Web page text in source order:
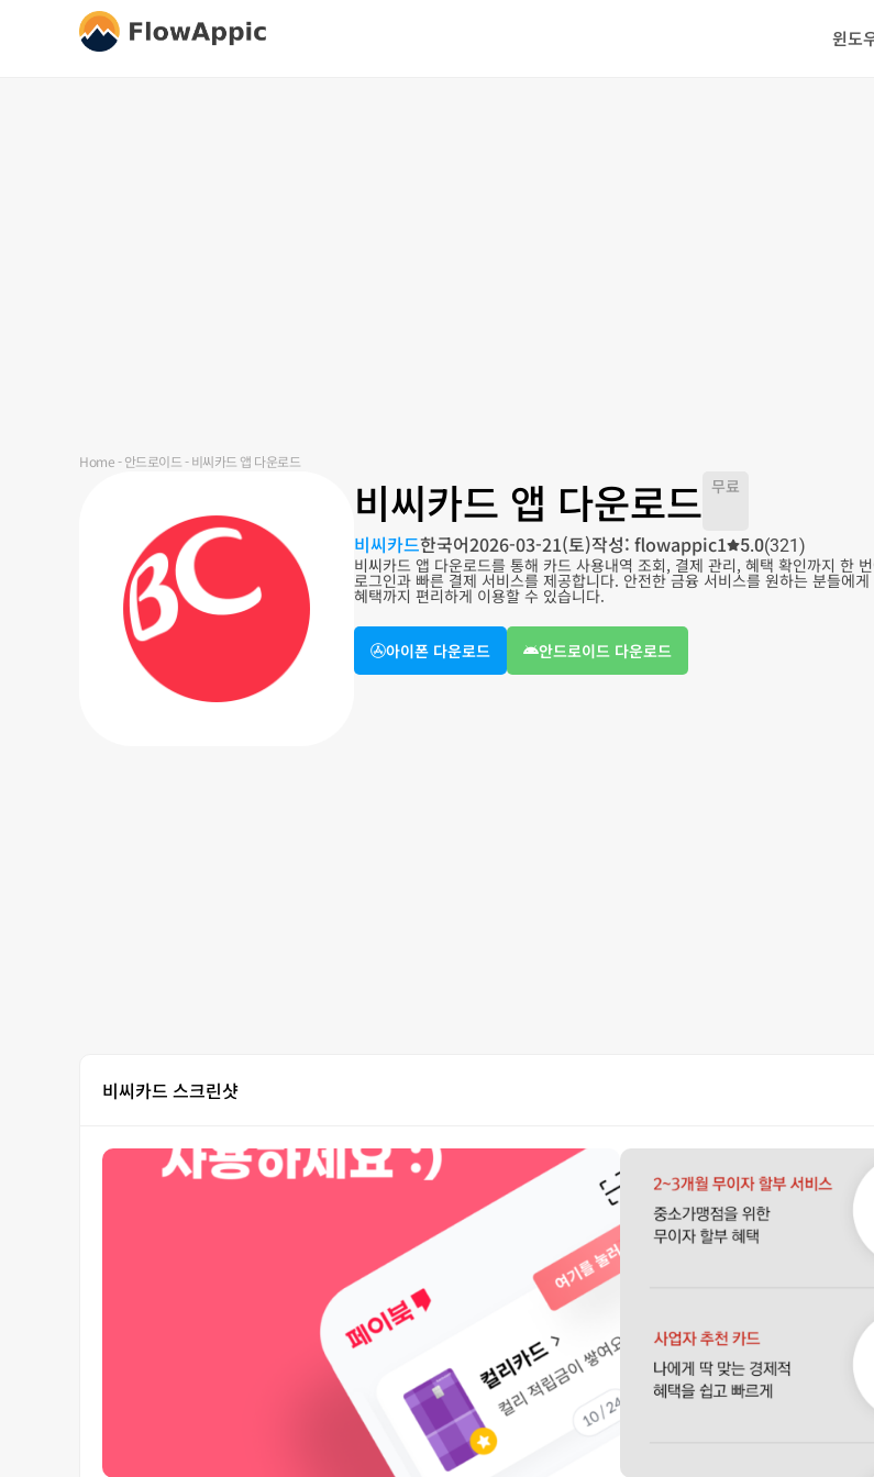
윈도
Home-안드로이드-비씨카드 앱 다운로드
비씨카드 앱 다운로드 무료
비씨카드한국어2026-03-21(토)작성: flowappic1 5.0(321)
비씨카드 앱 다운로드를 통해 카드 사용내역 조회, 결제 관리, 혜택 확인까지 한
로그인과 빠른 결제 서비스를 제공합니다. 안전한 금융 서비스를 원하는 분들에
혜택까지 편리하게 이용할 수 있습니다.
아이폰 다운로드 안드로이드 다운로드
비씨카드 스크린샷